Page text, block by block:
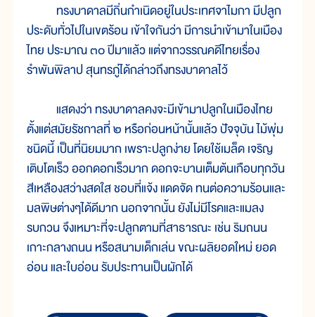
ทรงบาดาลมีถิ่นกำเนิดอยู่ในประเทศจาไมกา มีปลูก
ประดับทั่วไปในเขตร้อน เข้าใจกันว่า มีการนำเข้ามาในเมือง
ไทย ประมาณ ๓๐ ปีมาแล้ว แต่จากวรรณคดีไทยเรื่อง
รำพันพิลาป สุนทรภู่ได้กล่าวถึงทรงบาดาลไว้
แสดงว่า ทรงบาดาลคงจะมีเข้ามาปลูกในเมืองไทย
ตั้งแต่สมัยรัชกาลที่ ๒ หรือก่อนหน้านั้นแล้ว ปัจจุบัน ไม้พุ่ม
ชนิดนี้ เป็นที่นิยมมาก เพราะปลูกง่าย โดยใช้เมล็ด เจริญ
เติบโตเร็ว ออกดอกเร็วมาก ดอกจะบานเต็มต้นเกือบทุกวัน
สีเหลืองสว่างสดใส ชอบที่แจ้ง แดดจัด ทนต่อความร้อนและ
มลพิษต่างๆได้ดีมาก นอกจากนั้น ยังไม่มีโรคและแมลง
รบกวน จึงเหมาะที่จะปลูกตามที่สาธารณะ เช่น ริมถนน
เกาะกลางถนน หรือสนามเด็กเล่น ขณะผลิยอดใหม่ ยอด
อ่อน และใบอ่อน รับประทานเป็นผักได้